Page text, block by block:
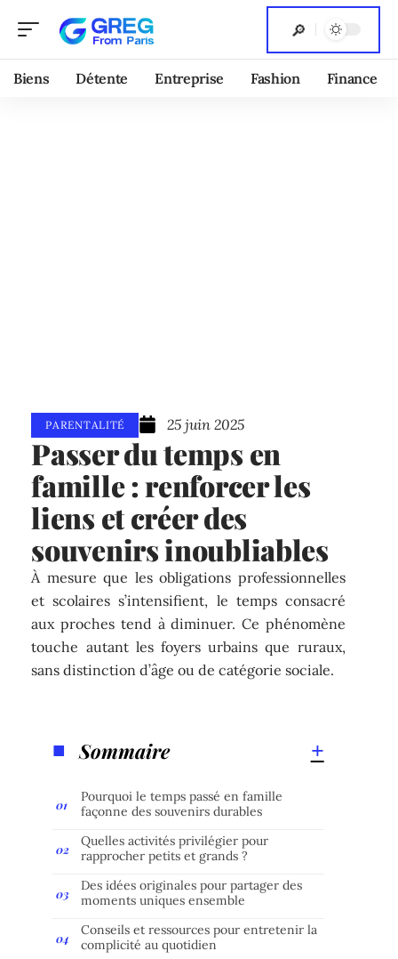
Biens Détente Entreprise Fashion Finance
PARENTALITÉ 25 juin 2025
Passer du temps en
famille : renforcer les
liens et créer des
souvenirs inoubliables
À mesure que les obligations professionnelles
et scolaires s’intensifient, le temps consacré
aux proches tend à diminuer. Ce phénomène
touche autant les foyers urbains que ruraux,
sans distinction d’âge ou de catégorie sociale.
Sommaire
Pourquoi le temps passé en famille
façonne des souvenirs durables
Quelles activités privilégier pour
rapprocher petits et grands ?
Des idées originales pour partager des
moments uniques ensemble
Conseils et ressources pour entretenir la
complicité au quotidien